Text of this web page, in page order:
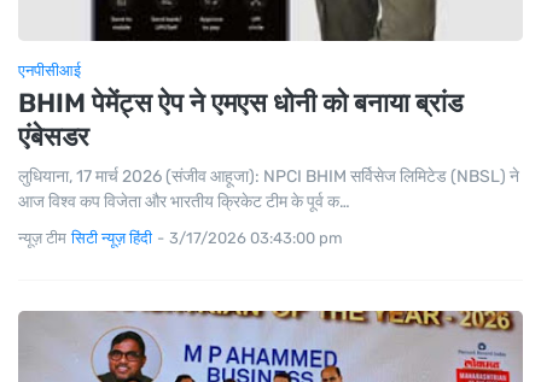
एनपीसीआई
BHIM पेमेंट्स ऐप ने एमएस धोनी को बनाया ब्रांड
एंबेसडर
लुधियाना, 17 मार्च 2026 (संजीव आहूजा): NPCI BHIM सर्विसेज लिमिटेड (NBSL) ने
आज विश्व कप विजेता और भारतीय क्रिकेट टीम के पूर्व क…
न्यूज़ टीम सिटी न्यूज़ हिंदी - 3/17/2026 03:43:00 pm